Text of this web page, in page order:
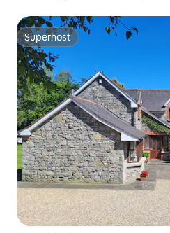
Superhost
Superhost